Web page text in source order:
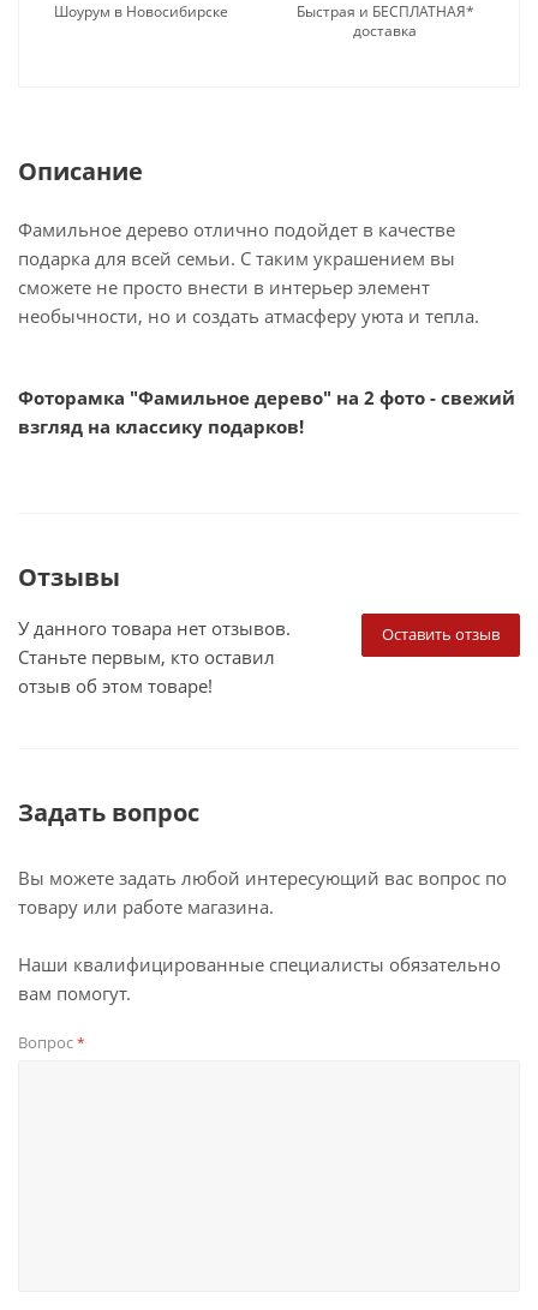
Шоурум в Новосибирске
Быстрая и БЕСПЛАТНАЯ*
доставка
Описание
Фамильное дерево отлично подойдет в качестве
подарка для всей семьи. С таким украшением вы
сможете не просто внести в интерьер элемент
необычности, но и создать атмасферу уюта и тепла.
Фоторамка "Фамильное дерево" на 2 фото - свежий
взгляд на классику подарков!
Отзывы
Оставить отзыв
У данного товара нет отзывов.
Станьте первым, кто оставил
отзыв об этом товаре!
Задать вопрос
Вы можете задать любой интересующий вас вопрос по
товару или работе магазина.
Наши квалифицированные специалисты обязательно
вам помогут.
Вопрос*